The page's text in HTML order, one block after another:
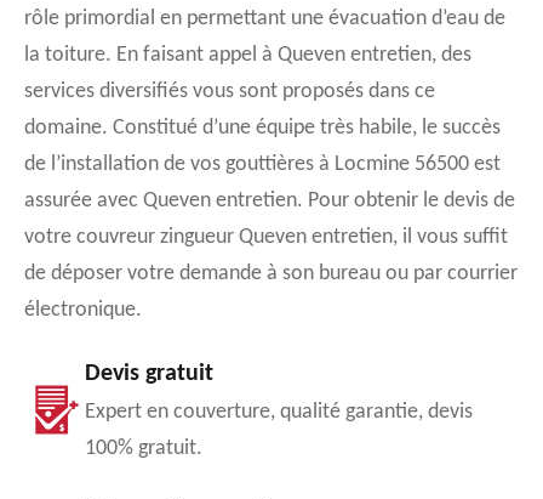
rôle primordial en permettant une évacuation d’eau de
la toiture. En faisant appel à Queven entretien, des
services diversifiés vous sont proposés dans ce
domaine. Constitué d’une équipe très habile, le succès
de l’installation de vos gouttières à Locmine 56500 est
assurée avec Queven entretien. Pour obtenir le devis de
votre couvreur zingueur Queven entretien, il vous suffit
de déposer votre demande à son bureau ou par courrier
électronique.
Devis gratuit
Expert en couverture, qualité garantie, devis
100% gratuit.